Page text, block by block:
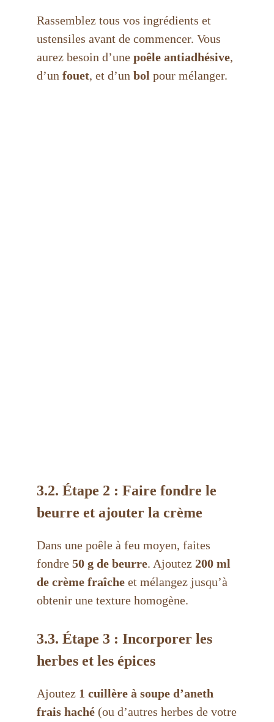
Rassemblez tous vos ingrédients et
ustensiles avant de commencer. Vous
aurez besoin d’une poêle antiadhésive,
d’un fouet, et d’un bol pour mélanger.
3.2. Étape 2 : Faire fondre le
beurre et ajouter la crème
Dans une poêle à feu moyen, faites
fondre 50 g de beurre. Ajoutez 200 ml
de crème fraîche et mélangez jusqu’à
obtenir une texture homogène.
3.3. Étape 3 : Incorporer les
herbes et les épices
Ajoutez 1 cuillère à soupe d’aneth
frais haché (ou d’autres herbes de votre